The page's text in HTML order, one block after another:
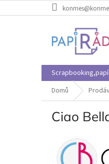
na
Domů
Ciao